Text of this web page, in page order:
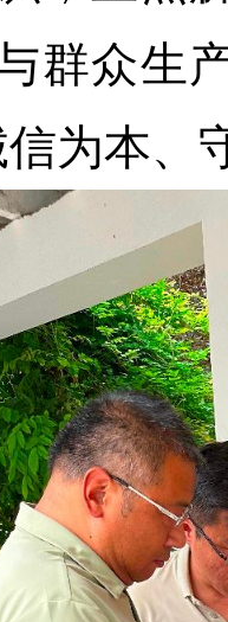
群众生
信为本、